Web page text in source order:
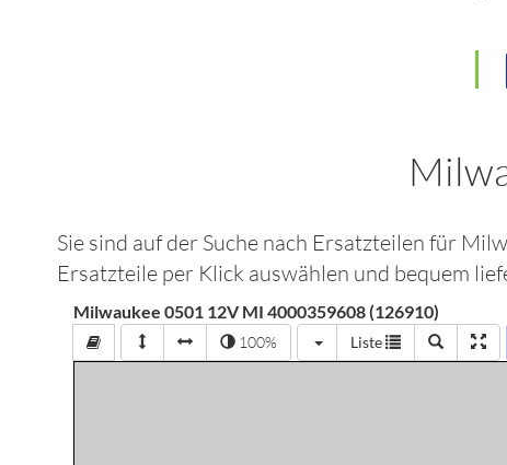
Sie sind auf der Suche nach Ersatzteilen für
Ersatzteile per Klick auswählen und bequem
Milwaukee 0501 12V MI 4000359608 (126910)
100% Liste